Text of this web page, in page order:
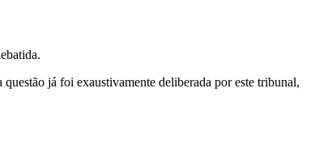
já foi exaustivamente deliberada por este tribunal,